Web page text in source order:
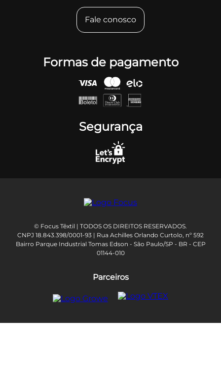
Fale conosco
Formas de pagamento
Segurança
© Focus Têxtil | TODOS OS DIREITOS RESERVADOS.
CNPJ 18.843.398/0001-93 | Rua Achilles Orlando Curtolo, nº 592
Bairro Parque Industrial Tomas Edson - São Paulo/SP - BR - CEP
01144-010
Parceiros